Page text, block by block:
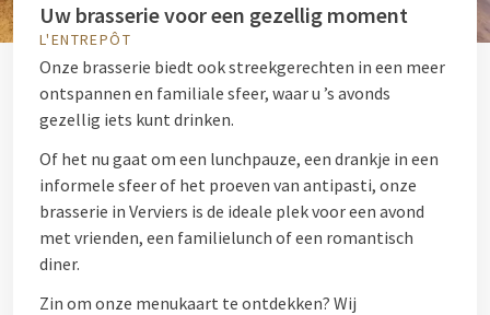
Uw brasserie voor een gezellig moment
L'ENTREPÔT
Onze brasserie biedt ook streekgerechten in een meer
ontspannen en familiale sfeer, waar u ’s avonds
gezellig iets kunt drinken.
Of het nu gaat om een lunchpauze, een drankje in een
informele sfeer of het proeven van antipasti, onze
brasserie in Verviers is de ideale plek voor een avond
met vrienden, een familielunch of een romantisch
diner.
Zin om onze menukaart te ontdekken? Wij